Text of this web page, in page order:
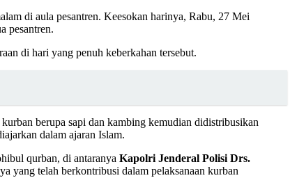
di aula pesantren. Keesokan harinya, Rabu, 27 Mei
pesantren.
di hari yang penuh keberkahan tersebut.
berupa sapi dan kambing kemudian didistribusikan
dalam ajaran Islam.
qurban, di antaranya Kapolri Jenderal Polisi Drs.
yang telah berkontribusi dalam pelaksanaan kurban